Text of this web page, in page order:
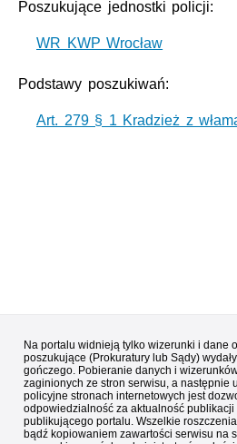
Poszukujące jednostki policji:
WR KWP Wrocław
Podstawy poszukiwań:
Art. 279 § 1 Kradzież z
Na portalu widnieją tylko wizerunki i dane
poszukujące (Prokuratury lub Sądy)
gończego. Pobieranie danych i
zaginionych ze stron serwisu, a następnie
policyjne stronach internetowych jest
odpowiedzialność za aktualność
publikującego portalu. Wszelkie
bądź kopiowaniem zawartości serwisu na